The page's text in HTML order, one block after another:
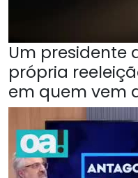
Um presidente
própria
em quem vem